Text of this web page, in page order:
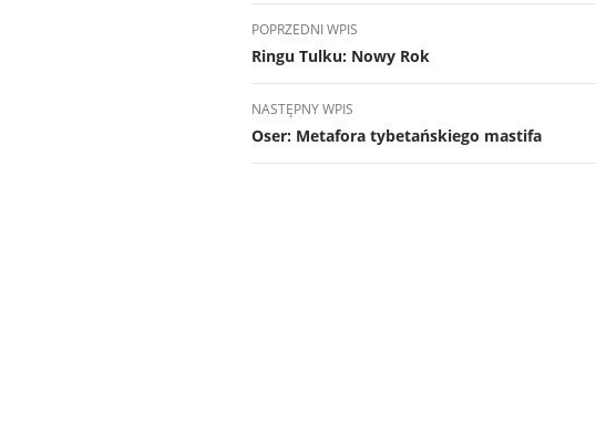
Nawigacja
wpisu
POPRZEDNI WPIS
Ringu Tulku: Nowy Rok
NASTĘPNY WPIS
Oser: Metafora tybetańskiego mastifa